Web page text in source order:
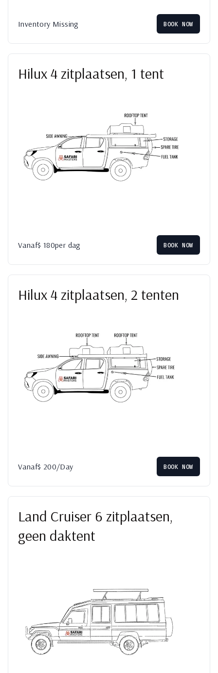
Inventory Missing BOOK NOW
Hilux 4 zitplaatsen, 1 tent
Vanaf$ 180per dag BOOK NOW
Hilux 4 zitplaatsen, 2 tenten
Vanaf$ 200/Day BOOK NOW
Land Cruiser 6 zitplaatsen,
geen daktent